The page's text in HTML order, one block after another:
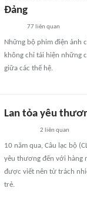
Đảng
77 liên quan
Những bộ phim điện ảnh
không chỉ tái hiện những
giữa các thế hệ.
Lan tỏa yêu
2 liên quan
10 năm qua, Câu lạc bộ
yêu thương đến với hàng
được viết nên từ trách
trẻ.